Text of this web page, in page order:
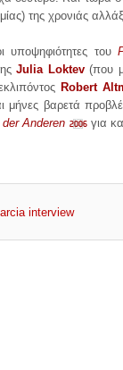
της χρονιάς
υποψηφιότητες του
Julia Loktev(που
Robert
μήνες βαρετά
Anderen 2006 για
interview